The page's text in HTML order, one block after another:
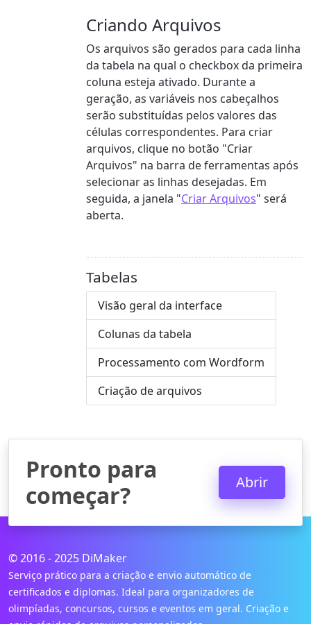
Criando Arquivos
Os arquivos são gerados para cada linha
da tabela na qual o checkbox da primeira
coluna esteja ativado. Durante a
geração, as variáveis nos cabeçalhos
serão substituídas pelos valores das
células correspondentes. Para criar
arquivos, clique no botão "Criar
Arquivos" na barra de ferramentas após
selecionar as linhas desejadas. Em
seguida, a janela "Criar Arquivos" será
aberta.
Tabelas
Visão geral da interface
Colunas da tabela
Processamento com Wordform
Criação de arquivos
Pronto para
começar?
Abrir
© 2016 - 2025 DiMaker
Serviço prático para a criação e envio automático de
certificados e diplomas. Ideal para organizadores de
olimpíadas, concursos, cursos e eventos em geral. Criação e